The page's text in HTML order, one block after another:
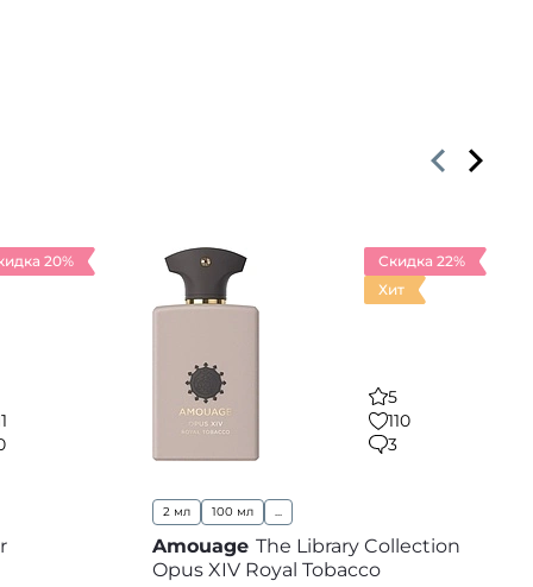
20%
Скидка 22%
Хит
5
110
3
2 мл 100 мл ...
Amouage The Library Collection
Opus XIV Royal Tobacco